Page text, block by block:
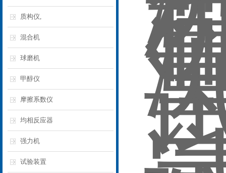
质构仪,
混合机
球磨机
甲醇仪
摩擦系数仪
均相反应器
强力机
试验装置